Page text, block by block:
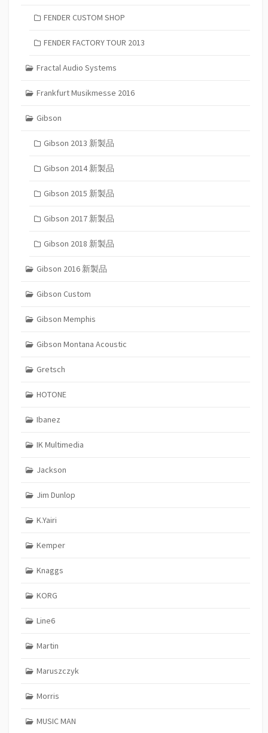
FENDER CUSTOM SHOP
FENDER FACTORY TOUR 2013
Fractal Audio Systems
Frankfurt Musikmesse 2016
Gibson
Gibson 2013 新製品
Gibson 2014 新製品
Gibson 2015 新製品
Gibson 2017 新製品
Gibson 2018 新製品
Gibson 2016 新製品
Gibson Custom
Gibson Memphis
Gibson Montana Acoustic
Gretsch
HOTONE
Ibanez
IK Multimedia
Jackson
Jim Dunlop
K.Yairi
Kemper
Knaggs
KORG
Line6
Martin
Maruszczyk
Morris
MUSIC MAN